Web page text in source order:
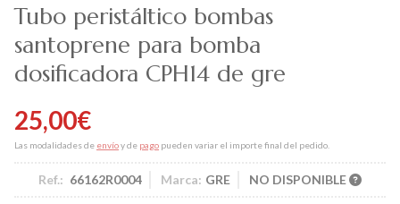
Tubo peristáltico bombas
santoprene para bomba
dosificadora CPH14 de gre
25,00€
Las modalidades de envíoy de pago pueden variar el importe final del pedido.
Ref.: 66162R0004 Marca: GRE NO DISPONIBLE